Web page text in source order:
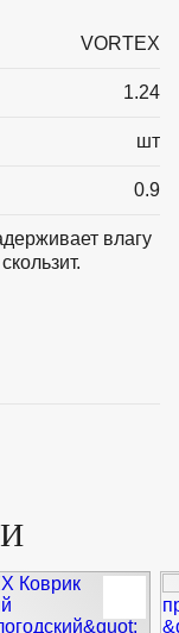
VORTEX
1.24
шт
0.9
влагу